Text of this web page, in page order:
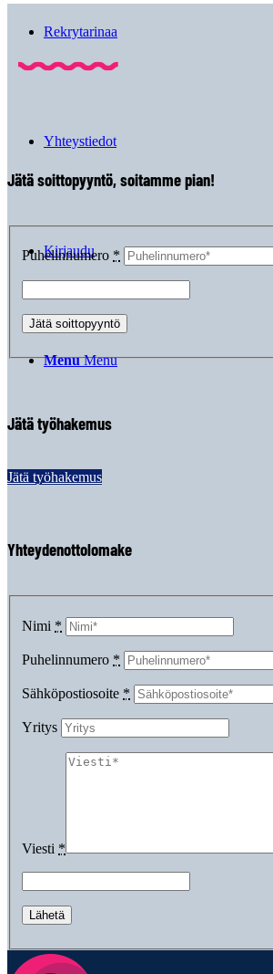
Rekrytarinaa
Yhteystiedot
Kirjaudu
Menu Menu
Jätä soittopyyntö, soitamme pian!
Puhelinnumero *
Jätä työhakemus
Jätä työhakemus
Yhteydenottolomake
Nimi *
Puhelinnumero *
Sähköpostiosoite *
Yritys
Viesti *